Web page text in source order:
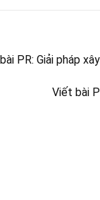
PR: Giải pháp
Viết bài